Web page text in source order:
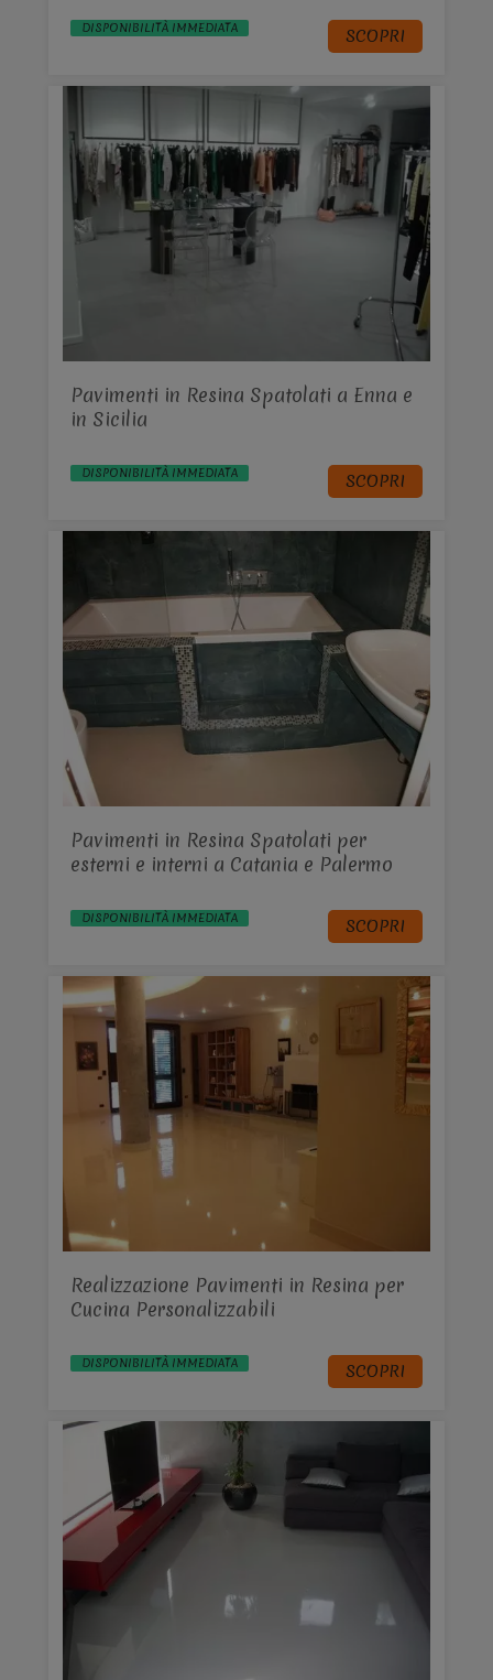
DISPONIBILITÀ IMMEDIATA SCOPRI
Pavimenti in Resina Spatolati a Enna e
in Sicilia
DISPONIBILITÀ IMMEDIATA SCOPRI
Pavimenti in Resina Spatolati per
esterni e interni a Catania e Palermo
DISPONIBILITÀ IMMEDIATA SCOPRI
Realizzazione Pavimenti in Resina per
Cucina Personalizzabili
DISPONIBILITÀ IMMEDIATA SCOPRI